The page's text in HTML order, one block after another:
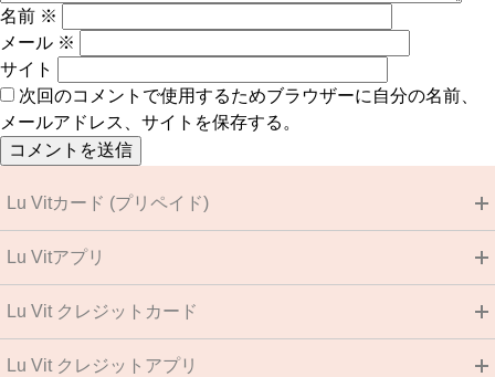
名前 ※
メール ※
サイト
次回のコメントで使用するためブラウザーに自分の名前、
メールアドレス、サイトを保存する。
Lu Vitカード (プリペイド)
Lu Vitアプリ
Lu Vit クレジットカード
Lu Vit クレジットアプリ